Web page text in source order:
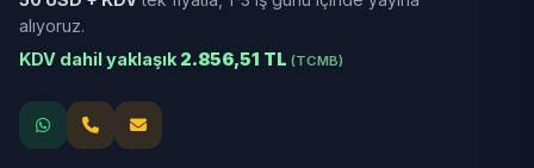
alıyoruz.
KDV dahil yaklaşık 2.856,51 TL (TCMB)